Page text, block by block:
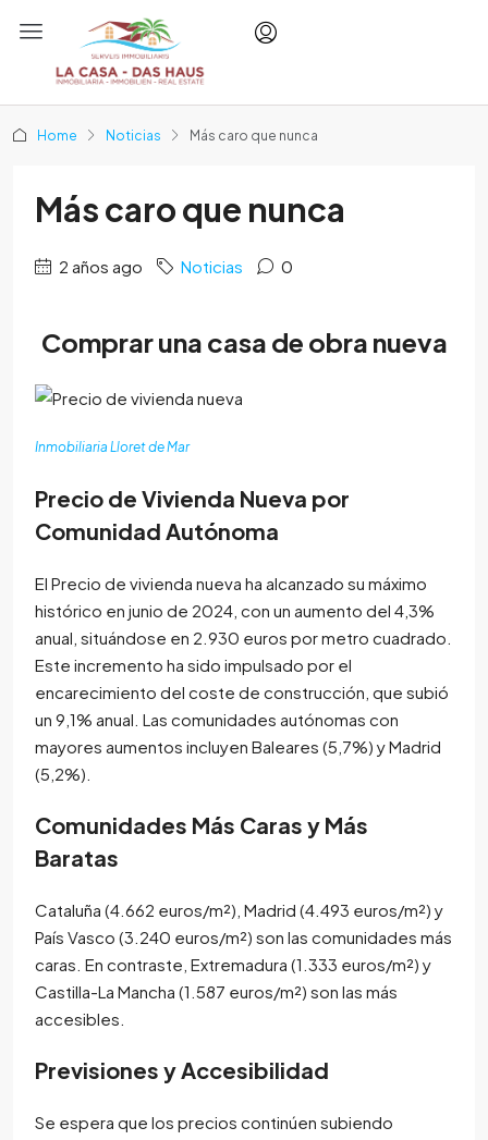
Home Noticias Más caro que nunca
Más caro que nunca
2 años ago Noticias 0
Comprar una casa de obra nueva
Inmobiliaria Lloret de Mar
Precio de Vivienda Nueva por
Comunidad Autónoma
El Precio de vivienda nueva ha alcanzado su máximo
histórico en junio de 2024, con un aumento del 4,3%
anual, situándose en 2.930 euros por metro cuadrado.
Este incremento ha sido impulsado por el
encarecimiento del coste de construcción, que subió
un 9,1% anual. Las comunidades autónomas con
mayores aumentos incluyen Baleares (5,7%) y Madrid
(5,2%).
Comunidades Más Caras y Más
Baratas
Cataluña (4.662 euros/m²), Madrid (4.493 euros/m²) y
País Vasco (3.240 euros/m²) son las comunidades más
caras. En contraste, Extremadura (1.333 euros/m²) y
Castilla-La Mancha (1.587 euros/m²) son las más
accesibles.
Previsiones y Accesibilidad
Se espera que los precios continúen subiendo